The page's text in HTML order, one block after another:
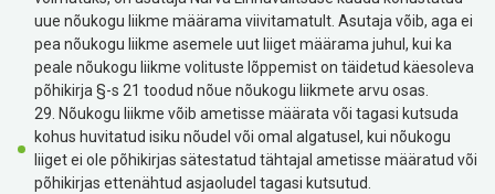
uue nõukogu liikme määrama viivitamatult. Asutaja võib, aga ei
pea nõukogu liikme asemele uut liiget määrama juhul, kui ka
peale nõukogu liikme volituste lõppemist on täidetud käesoleva
põhikirja §-s 21 toodud nõue nõukogu liikmete arvu osas.
29. Nõukogu liikme võib ametisse määrata või tagasi kutsuda
kohus huvitatud isiku nõudel või omal algatusel, kui nõukogu
liiget ei ole põhikirjas sätestatud tähtajal ametisse määratud või
põhikirjas ettenähtud asjaoludel tagasi kutsutud.